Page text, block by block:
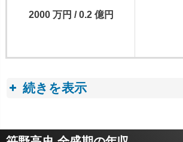
2000 万円 / 0.2 億円
続きを表示
収入トピック